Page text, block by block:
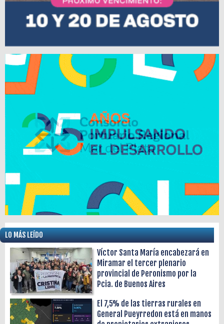
LO MÁS LEÍDO
Víctor Santa María encabezará en
Miramar el tercer plenario
provincial de Peronismo por la
Pcia. de Buenos Aires
El 7,5% de las tierras rurales en
General Pueyrredon está en manos